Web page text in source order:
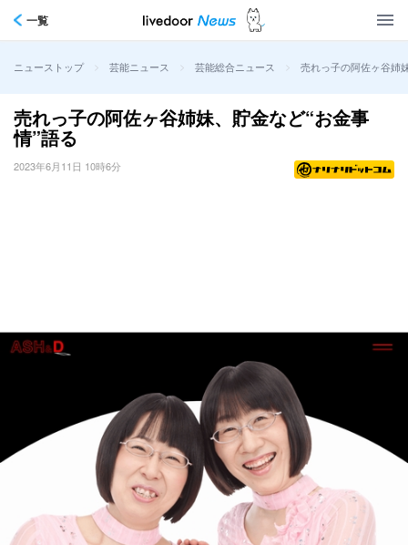
一覧
ニューストップ > 芸能ニュース > 芸能総合ニュース > 売れっ子の阿佐ヶ谷姉
売れっ子の阿佐ヶ谷姉妹、貯金など“お金事
情”語る
2023年6月11日 10時6分